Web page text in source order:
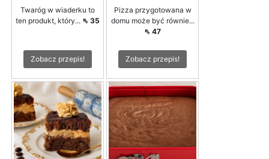
Twaróg w wiaderku to
ten produkt, który... ⇖ 35
Zobacz przepis!
Pizza przygotowana w
domu może być równie...
⇖ 47
Zobacz przepis!